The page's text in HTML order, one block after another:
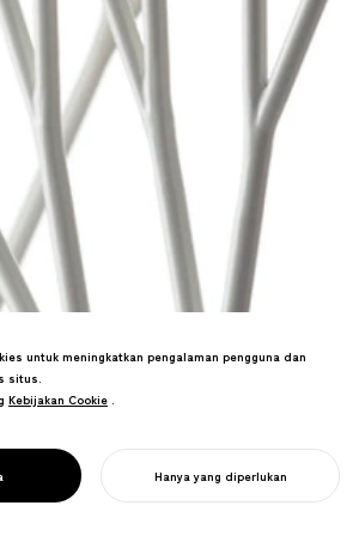
Seri furnitur yang menerapkan algoritma
fraktal. Dipamerkan di Bandara Haneda.
untuk meningkatkan pengalaman pengguna dan
situs.
Kebijakan Cookie
Kebijakan Cookie .
Hanya yang diperlukan